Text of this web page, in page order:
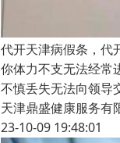
代开天津病假条，代
你体力不支无法经
不慎丢失无法向领
天津鼎盛健康服务有
23-10-09 19:48:01